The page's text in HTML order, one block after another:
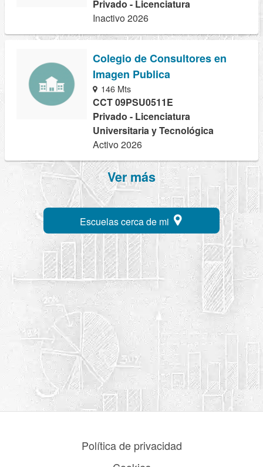
Privado - Licenciatura
Inactivo 2026
Colegio de Consultores en
Imagen Publica
146 Mts
CCT 09PSU0511E
Privado - Licenciatura
Universitaria y Tecnológica
Activo 2026
Ver más
Escuelas cerca de mi
Política de privacidad